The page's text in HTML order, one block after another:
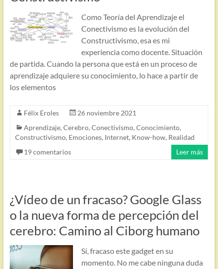
Como Teoría del Aprendizaje el
Conectivismo es la evolución del
Constructivismo, esa es mi
experiencia como docente. Situación
de partida. Cuando la persona que está en un proceso de
aprendizaje adquiere su conocimiento, lo hace a partir de
los elementos
Félix Eroles
26 noviembre 2021
Aprendizaje, Cerebro, Conectivismo, Conocimiento,
Constructivismo, Emociones, Internet, Know-how, Realidad
19 comentarios
Leer más
¿Vídeo de un fracaso? Google Glass
o la nueva forma de percepción del
cerebro: Camino al Ciborg humano
Sí, fracaso este gadget en su
momento. No me cabe ninguna duda